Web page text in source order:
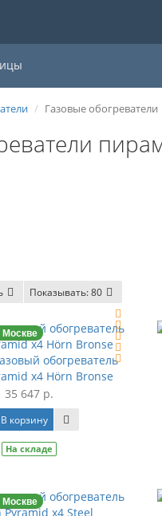
Газовые обогреватели
Показывать:80
Москве
обогреватель
x4 Hörn Bronse
35 647 р.
В корзину
На складе
Москве